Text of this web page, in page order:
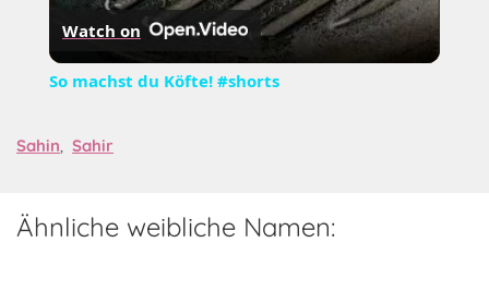
Watch on
So machst du Köfte! #shorts
Sahin, Sahir
Ähnliche weibliche Namen: